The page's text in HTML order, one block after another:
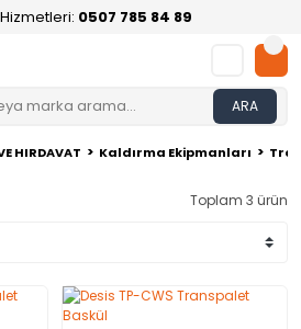
0507 785 84 89
ARA
HIRDAVAT Kaldırma Ekipmanları
Toplam 3 ürün